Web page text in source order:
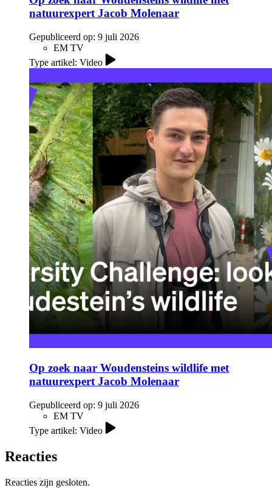
natuurexpert Jacob Molenaar
Gepubliceerd op: 9 juli 2026
EM TV
Type artikel: Video
Op zoek naar Woudensteins wildlife met
natuurexpert Jacob Molenaar
Gepubliceerd op: 9 juli 2026
EM TV
Type artikel: Video
Reacties
Reacties zijn gesloten.